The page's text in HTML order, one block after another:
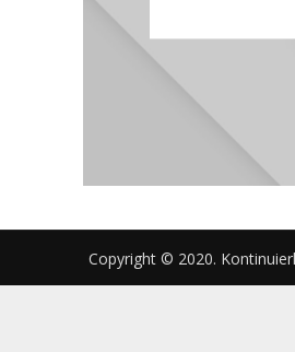
Copyright © 2020.